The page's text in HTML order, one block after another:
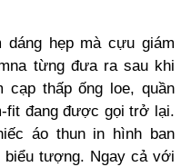
dáng hẹp mà cựu giám
từng đưa ra sau khi
cạp thấp ống loe, quần
fit đang được gọi trở lại.
áo thun in hình ban
biểu tượng. Ngay cả với